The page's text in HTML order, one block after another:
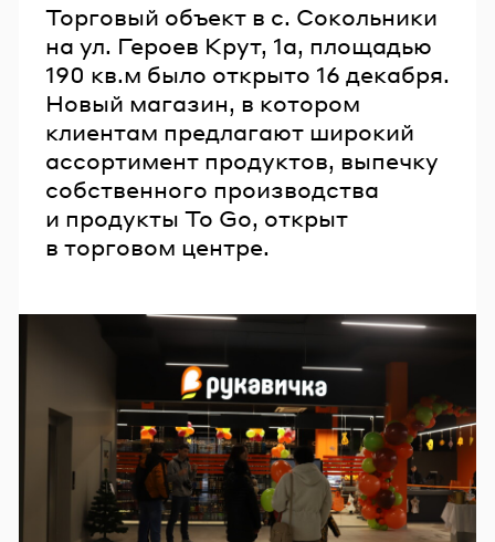
Торговый объект в с. Сокольники
на ул. Героев Крут, 1а, площадью
190 кв.м было открыто 16 декабря.
Новый магазин, в котором
клиентам предлагают широкий
ассортимент продуктов, выпечку
собственного производства
и продукты To Go, открыт
в торговом центре.